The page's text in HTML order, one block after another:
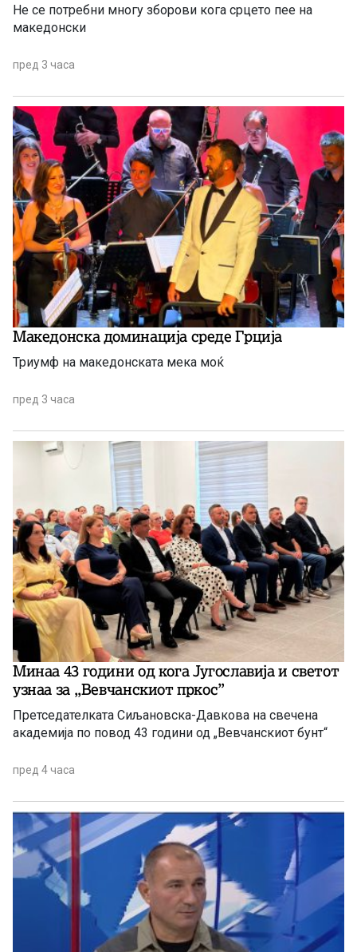
Не се потребни многу зборови кога срцето пее на
македонски
пред 3 часа
Македонска доминација среде Грција
Триумф на македонската мека моќ
пред 3 часа
Минаа 43 години од кога Југославија и светот
узнаа за ,,Вевчанскиот пркос”
Претседателката Сиљановска-Давкова на свечена
академија по повод 43 години од „Вевчанскиот бунт“
пред 4 часа